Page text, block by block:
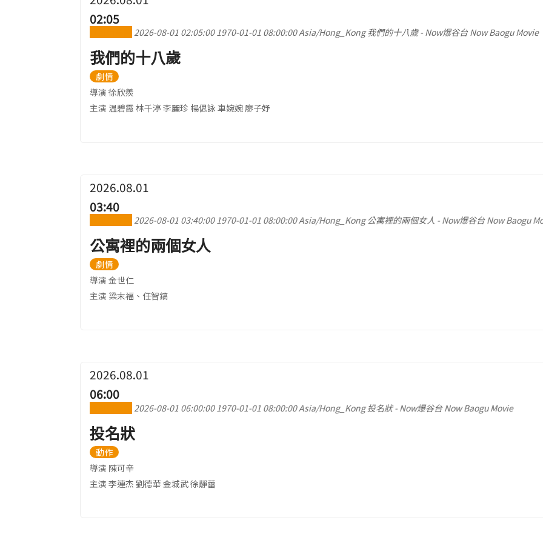
02:05
2026-08-01 02:05:00 1970-01-01 08:00:00Asia/Hong_Kong 我們的十八歲 - Now爆谷台 Now Baogu Movie
我們的十八歲
劇情
導演 徐欣羨
主演 温碧霞 林千渟 李麗珍 楊偲詠 車婉婉 廖子妤
2026.08.01
03:40
2026-08-01 03:40:00 1970-01-01 08:00:00Asia/Hong_Kong 公寓裡的兩個女人 - Now爆谷台 Now Baogu
公寓裡的兩個女人
劇情
導演 金世仁
主演 梁末福、任智鎬
2026.08.01
06:00
2026-08-01 06:00:00 1970-01-01 08:00:00Asia/Hong_Kong 投名狀 - Now爆谷台 Now Baogu Movie
投名狀
動作
導演 陳可辛
主演 李連杰 劉德華 金城武 徐靜蕾